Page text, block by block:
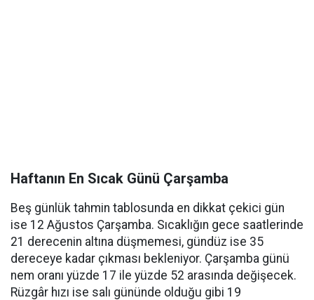
Haftanın En Sıcak Günü Çarşamba
Beş günlük tahmin tablosunda en dikkat çekici gün
ise 12 Ağustos Çarşamba. Sıcaklığın gece saatlerinde
21 derecenin altına düşmemesi, gündüz ise 35
dereceye kadar çıkması bekleniyor. Çarşamba günü
nem oranı yüzde 17 ile yüzde 52 arasında değişecek.
Rüzgâr hızı ise salı gününde olduğu gibi 19